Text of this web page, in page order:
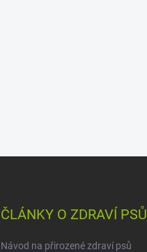
ČLÁNKY O ZDRAVÍ PSŮ
Návod na přirozené zdraví psů